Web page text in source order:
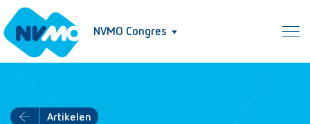
NVMO Congres
Artikelen